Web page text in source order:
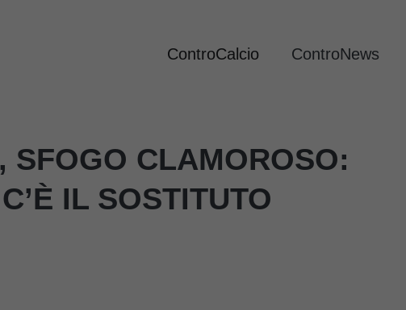
ControCalcio ControNews
SFOGO CLAMOROSO:
IL SOSTITUTO